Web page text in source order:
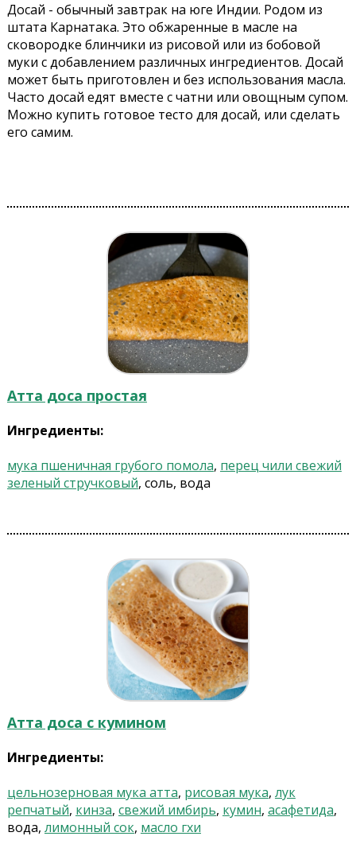
Досай - обычный завтрак на юге Индии. Родом из
штата Карнатака. Это обжаренные в масле на
сковородке блинчики из рисовой или из бобовой
муки с добавлением различных ингредиентов. Досай
может быть приготовлен и без использования масла.
Часто досай едят вместе с чатни или овощным супом.
Можно купить готовое тесто для досай, или сделать
его самим.
Атта доса простая
Ингредиенты:
мука пшеничная грубого помола, перец чили свежий
зеленый стручковый, соль, вода
Атта доса с кумином
Ингредиенты:
цельнозерновая мука атта, рисовая мука, лук
репчатый, кинза, свежий имбирь, кумин, асафетида,
вода, лимонный сок, масло гхи